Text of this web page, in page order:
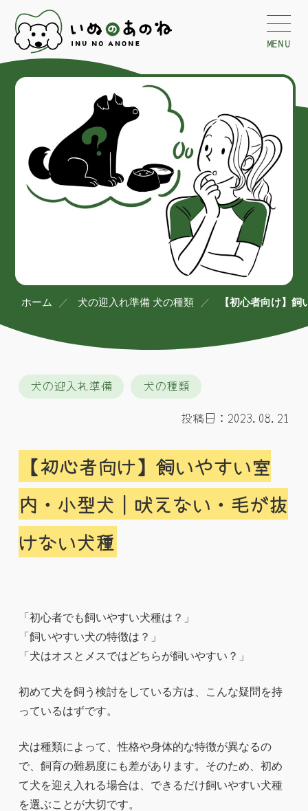
MENU
ホーム 犬の迎入れ準備 犬の種類 【初心者向け】
犬の迎入れ準備
犬の種類
投稿日：2023.08.21
【初心者向け】飼いやすい室
内・小型犬｜吠えない・毛が抜
けない犬種
「初心者でも飼いやすい犬種は？」
「飼いやすい犬の特徴は？」
「犬はオスとメスではどちらが飼いやすい？」
初めて犬を飼う検討をしている方は、こんな疑問を持
っているはずです。
犬は種類によって、性格や身体的な特徴が異なるの
で、飼育の難易度にも差があります。そのため、初め
て犬を迎え入れる場合は、できるだけ飼いやすい犬種
を選ぶことが大切です。